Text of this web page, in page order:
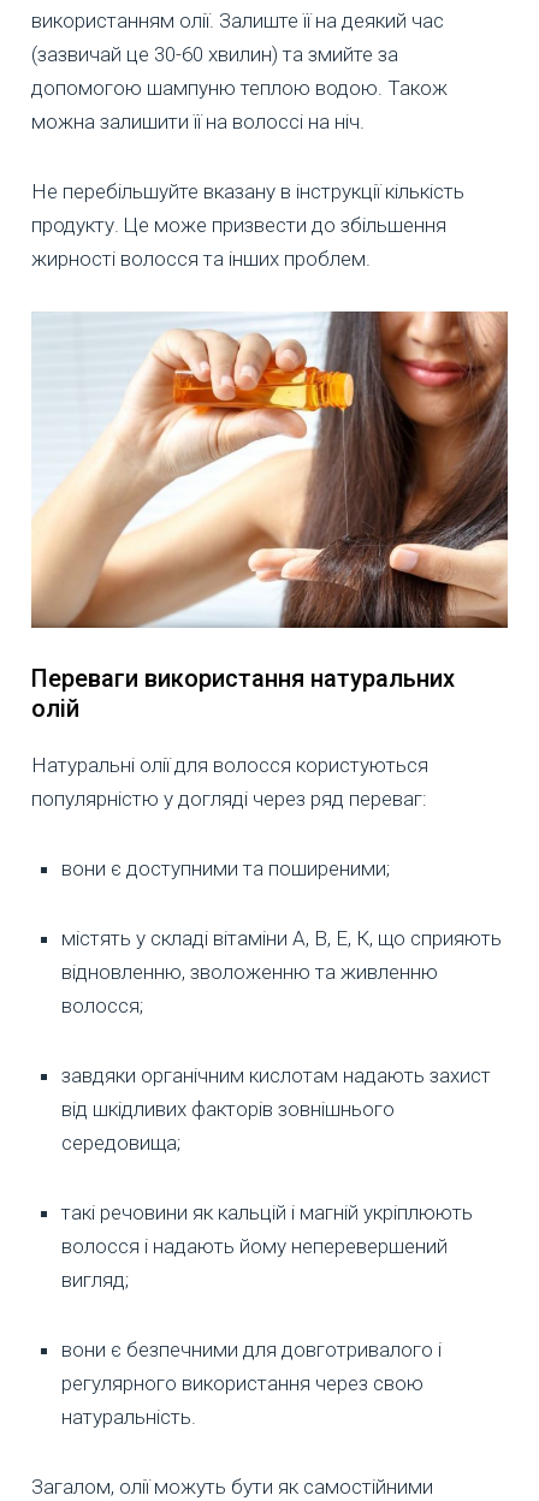
використанням олії. Залиште її на деякий час
(зазвичай це 30-60 хвилин) та змийте за
допомогою шампуню теплою водою. Також
можна залишити її на волоссі на ніч.
Не перебільшуйте вказану в інструкції кількість
продукту. Це може призвести до збільшення
жирності волосся та інших проблем.
Переваги використання натуральних
олій
Натуральні олії для волосся користуються
популярністю у догляді через ряд переваг:
вони є доступними та поширеними;
містять у складі вітаміни А, В, Е, К, що сприяють
відновленню, зволоженню та живленню
волосся;
завдяки органічним кислотам надають захист
від шкідливих факторів зовнішнього
середовища;
такі речовини як кальцій і магній укріплюють
волосся і надають йому неперевершений
вигляд;
вони є безпечними для довготривалого і
регулярного використання через свою
натуральність.
Загалом, олії можуть бути як самостійними